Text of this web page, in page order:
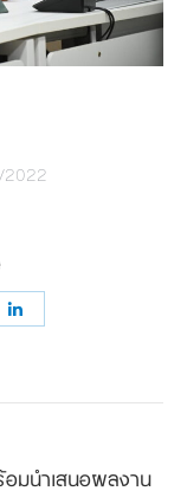
2022
มนำเสนอผลงาน